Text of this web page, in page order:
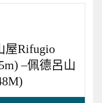
屋Rifugio
–佩德呂山